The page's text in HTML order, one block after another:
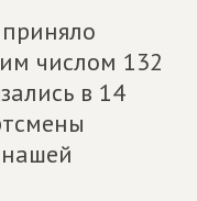
числом 132
в 14